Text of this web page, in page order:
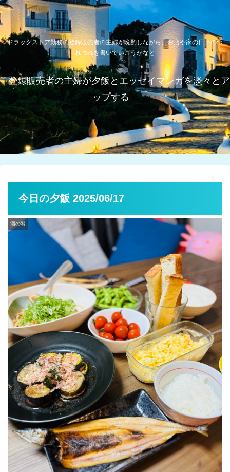
ドラッグストア勤務の登録販売者の主婦が晩酌しながら、お店や家の日々のつ
れづれを書いていこうかなと
登録販売者の主婦が夕飯とエッセイマンガを淡々とア
ップする
今日の夕飯 2025/06/17
酒の肴